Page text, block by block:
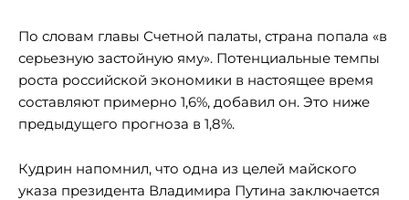
По словам главы Счетной палаты, страна попала «в
серьезную застойную яму». Потенциальные темпы
роста российской экономики в настоящее время
составляют примерно 1,6%, добавил он. Это ниже
предыдущего прогноза в 1,8%.
Кудрин напомнил, что одна из целей майского
указа президента Владимира Путина заключается